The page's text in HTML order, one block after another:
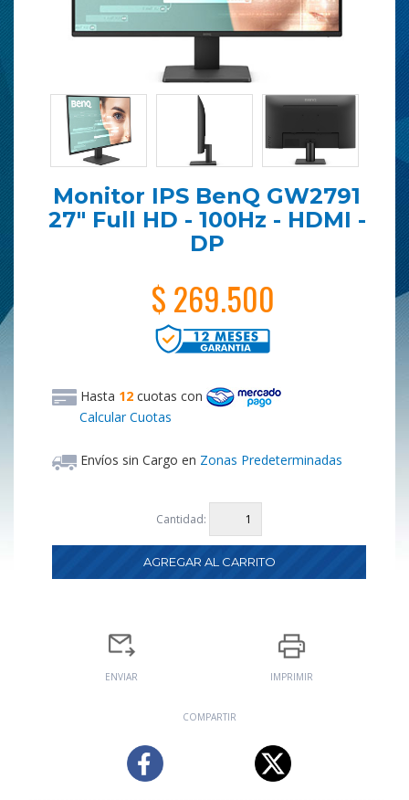
Monitor IPS BenQ GW2791
27" Full HD - 100Hz - HDMI -
DP
$ 269.500
Hasta 12 cuotas con
Calcular Cuotas
Envíos sin Cargo en Zonas Predeterminadas
Cantidad:
ENVIAR IMPRIMIR
COMPARTIR